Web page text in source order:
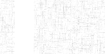
ENIEG DE
BANGANTE
ENIEG DE